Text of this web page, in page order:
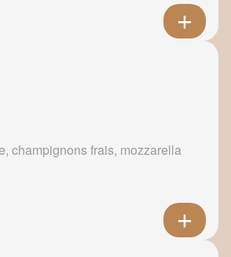
champignons frais, mozzarella